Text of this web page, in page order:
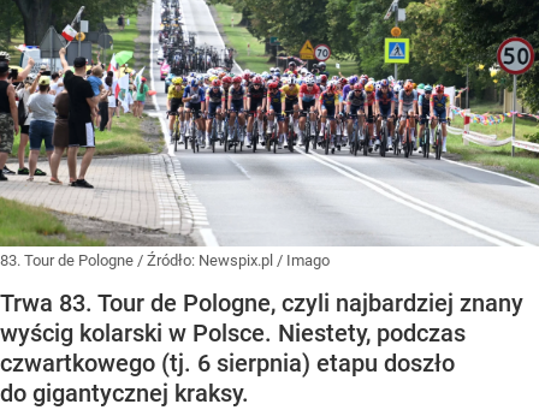
83. Tour de Pologne / Źródło: Newspix.pl / Imago
Trwa 83. Tour de Pologne, czyli najbardziej znany
wyścig kolarski w Polsce. Niestety, podczas
czwartkowego (tj. 6 sierpnia) etapu doszło
do gigantycznej kraksy.